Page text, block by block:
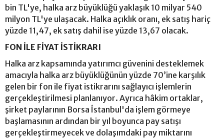
bin TL'ye, halka arz büyüklüğü yaklaşık 10 milyar 540
milyon TL'ye ulaşacak. Halka açıklık oranı, ek satış hariç
yüzde 11,47, ek satış dahil ise yüzde 13,67 olacak.
FON İLE FİYAT İSTİKRARI
Halka arz kapsamında yatırımcı güvenini desteklemek
amacıyla halka arz büyüklüğünün yüzde 70’ine karşılık
gelen bir fon ile fiyat istikrarını sağlayıcı işlemlerin
gerçekleştirilmesi planlanıyor. Ayrıca hâkim ortaklar,
şirket paylarının Borsa İstanbul'da işlem görmeye
başlamasının ardından bir yıl boyunca pay satışı
gerçekleştirmeyecek ve dolaşımdaki pay miktarını